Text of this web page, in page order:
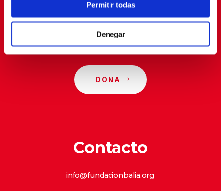
Permitir todas
Denegar
DONA
Contacto
info@fundacionbalia.org